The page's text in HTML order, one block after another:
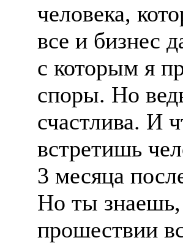
человека,
все и бизнес
с которым я
споры. Но
счастлива. И
встретишь
3 месяца
Но ты знаешь,
прошествии